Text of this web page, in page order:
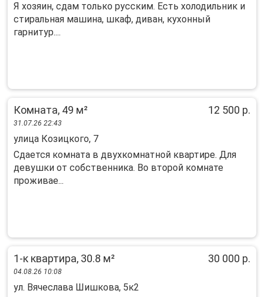
Я хозяин, сдам только русским. Есть холодильник и
стиральная машина, шкаф, диван, кухонный
гарнитур....
Комната, 49 м² 12 500 р.
31.07.26 22:43
улица Козицкого, 7
Сдается комната в двухкомнатной квартире. Для
девушки от собственника. Во второй комнате
проживае...
1-к квартира, 30.8 м² 30 000 р.
04.08.26 10:08
ул. Вячеслава Шишкова, 5к2